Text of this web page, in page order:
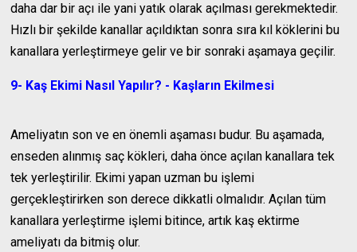
daha dar bir açı ile yani yatık olarak açılması gerekmektedir.
Hızlı bir şekilde kanallar açıldıktan sonra sıra kıl köklerini bu
kanallara yerleştirmeye gelir ve bir sonraki aşamaya geçilir.
9- Kaş Ekimi Nasıl Yapılır? - Kaşların Ekilmesi
Ameliyatın son ve en önemli aşaması budur. Bu aşamada,
enseden alınmış saç kökleri, daha önce açılan kanallara tek
tek yerleştirilir. Ekimi yapan uzman bu işlemi
gerçekleştirirken son derece dikkatli olmalıdır. Açılan tüm
kanallara yerleştirme işlemi bitince, artık kaş ektirme
ameliyatı da bitmiş olur.